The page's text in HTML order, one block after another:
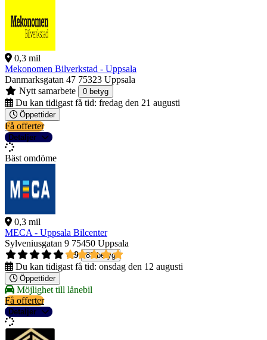
0,3 mil
Mekonomen Bilverkstad - Uppsala
Danmarksgatan 47 75323 Uppsala
Nytt samarbete
0 betyg
Du kan tidigast få tid: fredag den 21 augusti
Öppettider
Få offerter
Detaljer
Bäst omdöme
0,3 mil
MECA - Uppsala Bilcenter
Sylveniusgatan 9 75450 Uppsala
4,9
83 betyg
Du kan tidigast få tid: onsdag den 12 augusti
Öppettider
Möjlighet till lånebil
Få offerter
Detaljer